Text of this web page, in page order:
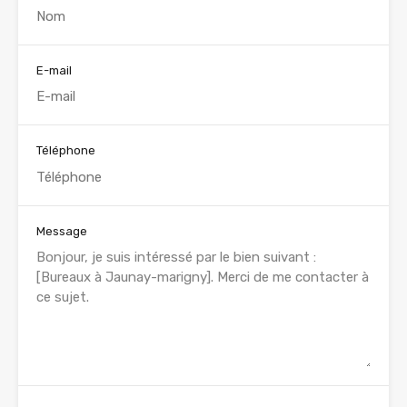
E-mail
Téléphone
Message